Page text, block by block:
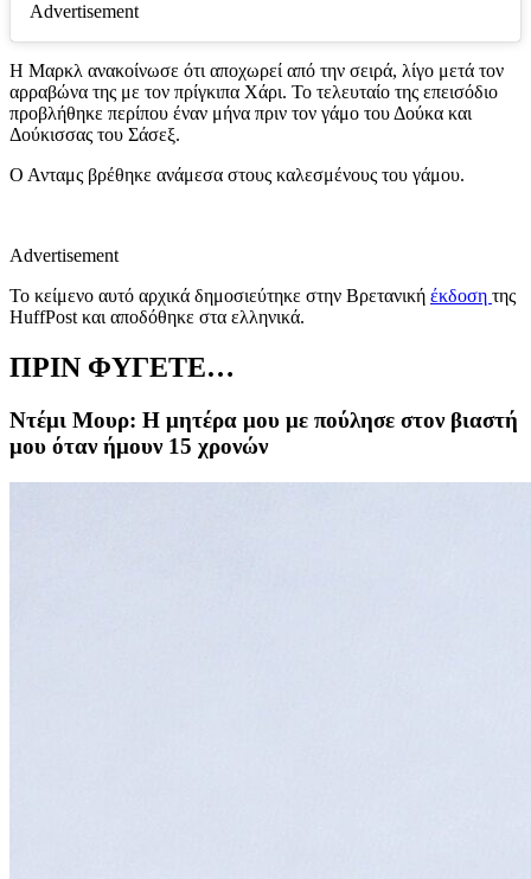
Advertisement
Η Μαρκλ ανακοίνωσε ότι αποχωρεί από την σειρά, λίγο μετά τον
αρραβώνα της με τον πρίγκιπα Χάρι. Το τελευταίο της επεισόδιο
προβλήθηκε περίπου έναν μήνα πριν τον γάμο του Δούκα και
Δούκισσας του Σάσεξ.
Ο Ανταμς βρέθηκε ανάμεσα στους καλεσμένους του γάμου.
Advertisement
Το κείμενο αυτό αρχικά δημοσιεύτηκε στην Βρετανική έκδοση της
HuffPost και αποδόθηκε στα ελληνικά.
ΠΡΙΝ ΦΥΓΕΤΕ…
Ντέμι Μουρ: Η μητέρα μου με πούλησε στον βιαστή
μου όταν ήμουν 15 χρονών